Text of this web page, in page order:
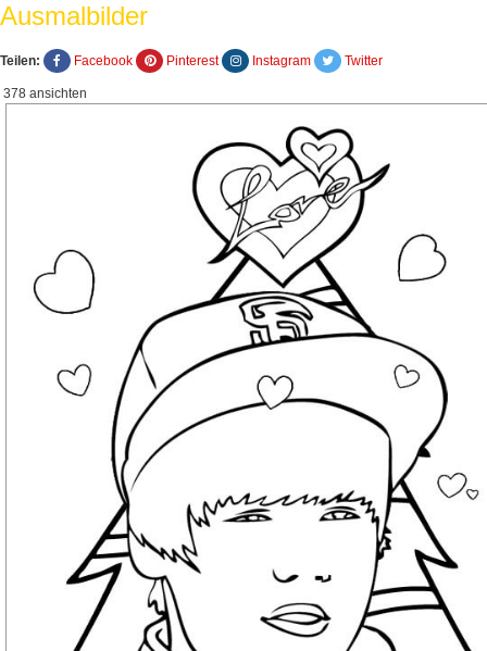
Ausmalbilder
Teilen: Facebook Pinterest Instagram Twitter
378 ansichten